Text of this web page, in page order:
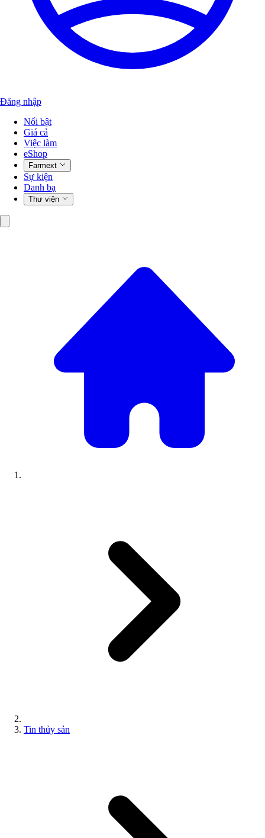
Đăng nhập
Nổi bật
Giá cả
Việc làm
eShop
Farmext
Sự kiện
Danh bạ
Thư viện
Tin thủy sản